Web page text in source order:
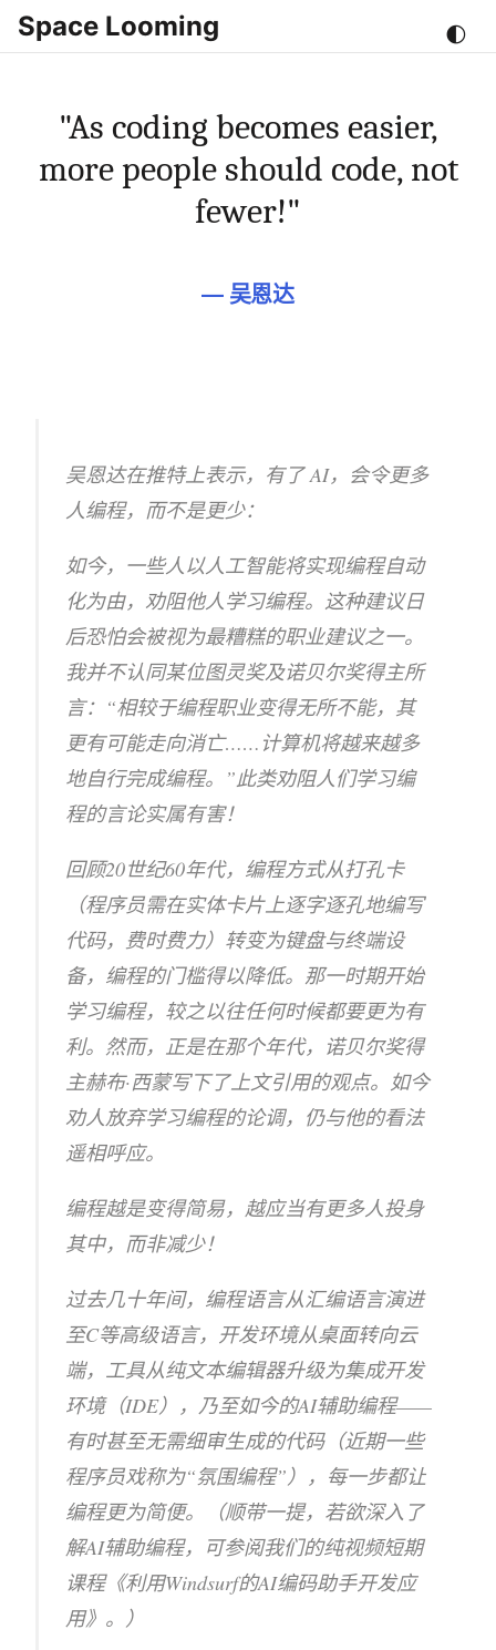
Space Looming 🌓
"As coding becomes easier,
more people should code, not
fewer!"
— 吴恩达
吴恩达在推特上表示，有了 AI，会令更多
人编程，而不是更少：
如今，一些人以人工智能将实现编程自动
化为由，劝阻他人学习编程。这种建议日
后恐怕会被视为最糟糕的职业建议之一。
我并不认同某位图灵奖及诺贝尔奖得主所
言：“相较于编程职业变得无所不能，其
更有可能走向消亡……计算机将越来越多
地自行完成编程。”此类劝阻人们学习编
程的言论实属有害！
回顾20世纪60年代，编程方式从打孔卡
（程序员需在实体卡片上逐字逐孔地编写
代码，费时费力）转变为键盘与终端设
备，编程的门槛得以降低。那一时期开始
学习编程，较之以往任何时候都要更为有
利。然而，正是在那个年代，诺贝尔奖得
主赫布·西蒙写下了上文引用的观点。如今
劝人放弃学习编程的论调，仍与他的看法
遥相呼应。
编程越是变得简易，越应当有更多人投身
其中，而非减少！
过去几十年间，编程语言从汇编语言演进
至C等高级语言，开发环境从桌面转向云
端，工具从纯文本编辑器升级为集成开发
环境（IDE），乃至如今的AI辅助编程——
有时甚至无需细审生成的代码（近期一些
程序员戏称为“氛围编程”），每一步都让
编程更为简便。（顺带一提，若欲深入了
解AI辅助编程，可参阅我们的纯视频短期
课程《利用Windsurf的AI编码助手开发应
用》。）